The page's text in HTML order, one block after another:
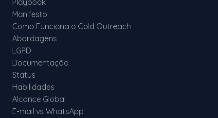
Playbook
Manifesto
Como Funciona o Cold Outreach
Abordagens
LGPD
Documentação
Status
Habilidades
Alcance Global
E-mail vs WhatsApp